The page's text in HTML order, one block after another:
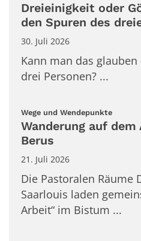
Dreieinigkeit oder
den Spuren des
30. Juli 2026
Kann man das
drei Personen? ...
Wege und Wendepunkte:
Wanderung auf dem
Berus
21. Juli 2026
Die Pastoralen Räume
Saarlouis laden
Arbeit“ im Bistum ...